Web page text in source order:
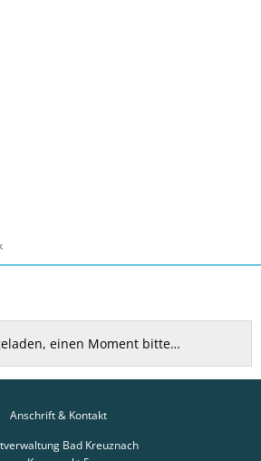
einen Moment bitte…
Anschrift & Kontakt
Bad Kreuznach